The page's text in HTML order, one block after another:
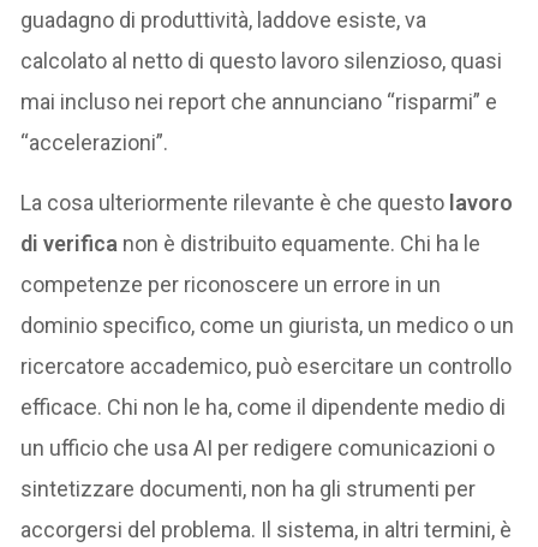
guadagno di produttività, laddove esiste, va
calcolato al netto di questo lavoro silenzioso, quasi
mai incluso nei report che annunciano “risparmi” e
“accelerazioni”.
La cosa ulteriormente rilevante è che questo lavoro
di verifica non è distribuito equamente. Chi ha le
competenze per riconoscere un errore in un
dominio specifico, come un giurista, un medico o un
ricercatore accademico, può esercitare un controllo
efficace. Chi non le ha, come il dipendente medio di
un ufficio che usa AI per redigere comunicazioni o
sintetizzare documenti, non ha gli strumenti per
accorgersi del problema. Il sistema, in altri termini, è